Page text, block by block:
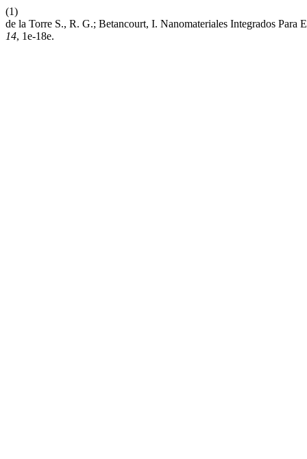
(1)
de la Torre S., R. G.; Betancourt, I. Nanomateriales Integrados
14, 1e-18e.